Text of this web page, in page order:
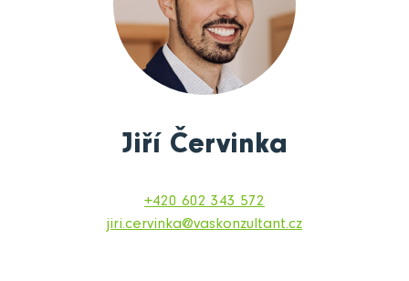
Jiří Červinka
+420 602 343 572
jiri.cervinka@vaskonzultant.cz